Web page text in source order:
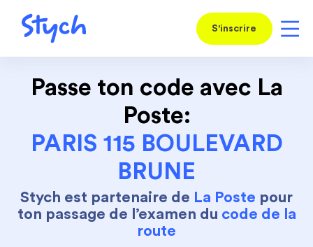
S'inscrire
Passe ton code avec La
Poste:
PARIS 115 BOULEVARD
BRUNE
Stych est partenaire de La Poste pour
ton passage de l’examen du code de la
route